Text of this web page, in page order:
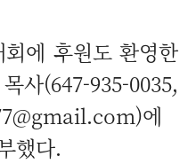
에 후원도 환영한
사(647-935-0035,
에
했다.